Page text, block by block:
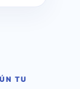
TU